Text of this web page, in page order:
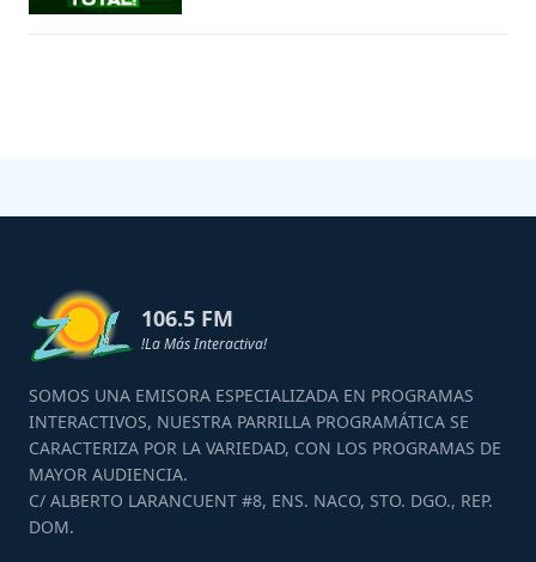
106.5 FM
!La Más Interactiva!
SOMOS UNA EMISORA ESPECIALIZADA EN PROGRAMAS
INTERACTIVOS, NUESTRA PARRILLA PROGRAMÁTICA SE
CARACTERIZA POR LA VARIEDAD, CON LOS PROGRAMAS DE
MAYOR AUDIENCIA.
C/ ALBERTO LARANCUENT #8, ENS. NACO, STO. DGO., REP.
DOM.